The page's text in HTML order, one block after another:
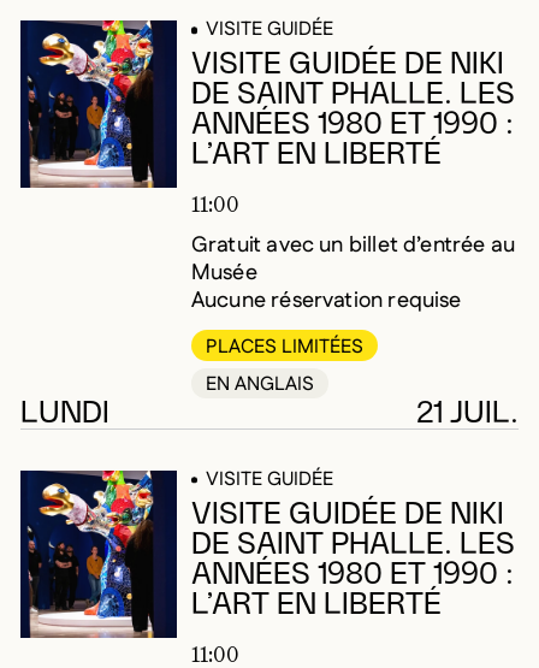
VISITE GUIDÉE
VISITE GUIDÉE DE NIKI
DE SAINT PHALLE. LES
ANNÉES 1980 ET 1990 :
L’ART EN LIBERTÉ
11:00
Gratuit avec un billet d’entrée au
Musée
Aucune réservation requise
PLACES LIMITÉES
EN ANGLAIS
LUNDI 21 JUIL.
VISITE GUIDÉE
VISITE GUIDÉE DE NIKI
DE SAINT PHALLE. LES
ANNÉES 1980 ET 1990 :
L’ART EN LIBERTÉ
11:00